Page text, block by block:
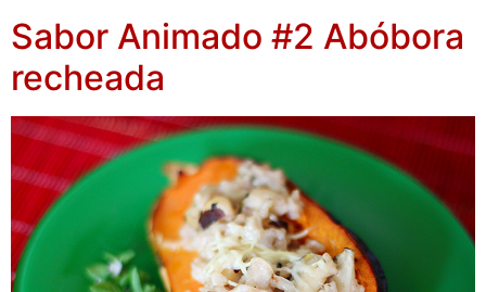
Sabor Animado #2 Abóbora
recheada